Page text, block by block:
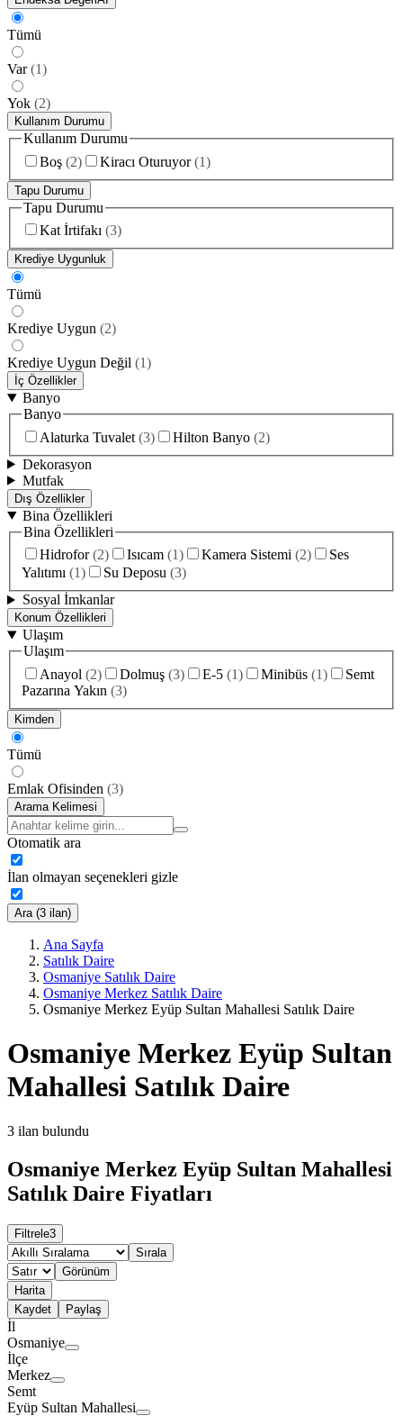
Tümü
Var (1)
Yok (2)
Kullanım Durumu
Kullanım Durumu
Boş (2) Kiracı Oturuyor (1)
Tapu Durumu
Tapu Durumu
Kat İrtifakı (3)
Krediye Uygunluk
Tümü
Krediye Uygun (2)
Krediye Uygun Değil (1)
İç Özellikler
Banyo
Banyo
Alaturka Tuvalet (3) Hilton Banyo (2)
Dekorasyon
Mutfak
Dış Özellikler
Bina Özellikleri
Bina Özellikleri
Hidrofor (2) Isıcam (1) Kamera Sistemi (2)
Ses
Yalıtımı (1) Su Deposu (3)
Sosyal İmkanlar
Konum Özellikleri
Ulaşım
Ulaşım
Anayol (2) Dolmuş (3) E-5 (1) Minibüs (1)
Semt
Pazarına Yakın (3)
Kimden
Tümü
Emlak Ofisinden (3)
Arama Kelimesi
Otomatik ara
İlan olmayan seçenekleri gizle
Ara (3 ilan)
Ana Sayfa
Satılık Daire
Osmaniye Satılık Daire
Osmaniye Merkez Satılık Daire
Osmaniye Merkez Eyüp Sultan Mahallesi Satılık Daire
Osmaniye Merkez Eyüp Sultan
Mahallesi Satılık Daire
3 ilan bulundu
Osmaniye Merkez Eyüp Sultan Mahallesi
Satılık Daire Fiyatları
Filtrele3
Sırala
Görünüm
Harita
Kaydet
Paylaş
İl
Osmaniye
İlçe
Merkez
Semt
Eyüp Sultan Mahallesi